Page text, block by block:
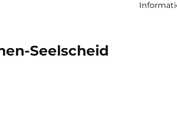
Seelscheid